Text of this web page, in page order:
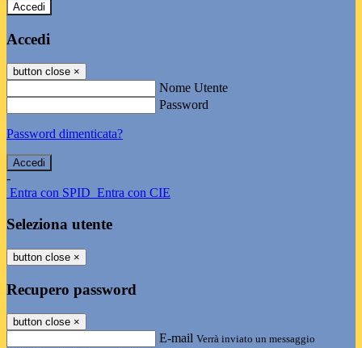
Accedi
Accedi
button close ×
Nome Utente
Password
Password dimenticata?
-
Entra con SPID Entra con CIE
Seleziona utente
button close ×
Recupero password
button close ×
E-mail Verrà inviato un messaggio